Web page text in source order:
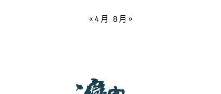
« 4 月 8 月 »